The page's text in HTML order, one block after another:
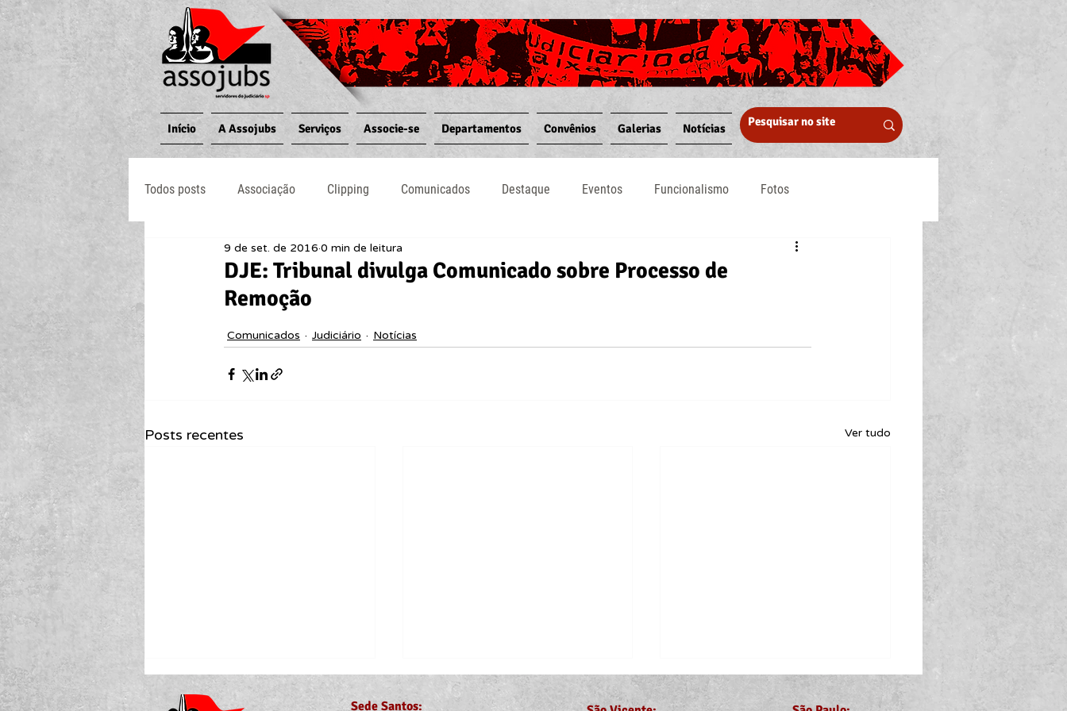
Início A Assojubs Serviços Associe-se Departamentos Convênios Galerias Notícias
Todos posts Associação Clipping Comunicados Destaque Eventos Funcionalismo Fotos
Jornal O Processo Judiciário Notícias
DJE: Tribunal divulga Comunicado sobre Processo de
Remoção
9 de set. de 2016 0 min de leitura
Comunicados Judiciário Notícias
Posts recentes Ver tudo
Sede Santos: